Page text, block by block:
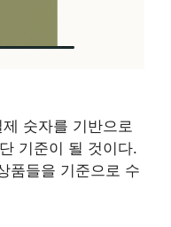
숫자를 기반으로
기준이 될 것이다.
품들을 기준으로 수